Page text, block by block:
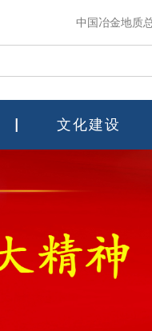
中国冶金地质
文化建设